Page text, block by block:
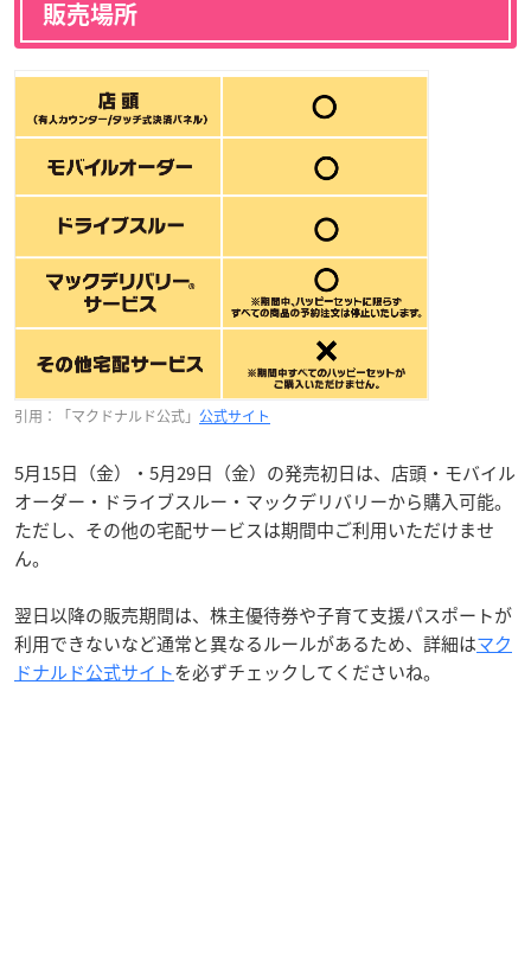
販売場所
引用：「マクドナルド公式」 公式サイト
5月15日（金）・5月29日（金）の発売初日は、店頭・モバイル
オーダー・ドライブスルー・マックデリバリーから購入可能。
ただし、その他の宅配サービスは期間中ご利用いただけませ
ん。
翌日以降の販売期間は、株主優待券や子育て支援パスポートが
利用できないなど通常と異なるルールがあるため、詳細はマク
ドナルド公式サイトを必ずチェックしてくださいね。